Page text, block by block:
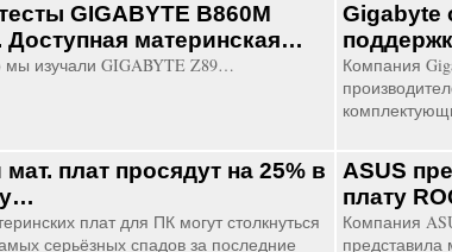
GIGABYTE B860M
Доступная материнская…
мы изучали GIGABYTE Z89…
Gigabyte
Компания
плат просядут на 25% в
плат для ПК могут столкнуться
серьёзных спадов за последние
ASUS
плату
Компания
представила